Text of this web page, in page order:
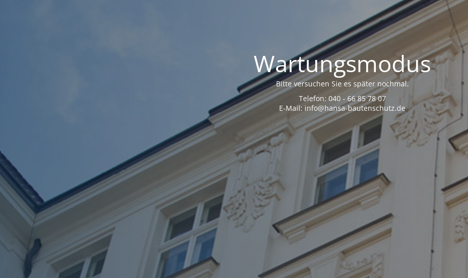
Wartungsmodus
Bitte versuchen Sie es später nochmal.
Telefon: 040 - 66 85 78 07
E-Mail: info@hansa-bautenschutz.de